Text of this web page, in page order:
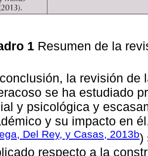
1 Resumen de la
la revisión de
se ha estudiado
y psicológica y
y su impacto en
Del Rey, y Casas, 2013b)
respecto a la